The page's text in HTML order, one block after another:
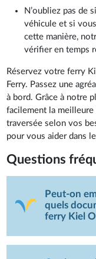
N’oubliez pas de
véhicule et si
cette manière,
vérifier en temps
Réservez votre ferry
Ferry. Passez une
à bord. Grâce à notre
facilement la
traversée selon vos
pour vous aider dans
Questions
Peut-on
quels
ferry Kiel